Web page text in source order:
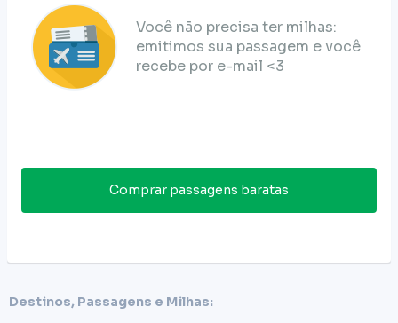
Você não precisa ter milhas:
emitimos sua passagem e você
recebe por e-mail <3
Comprar passagens baratas
Destinos, Passagens e Milhas: